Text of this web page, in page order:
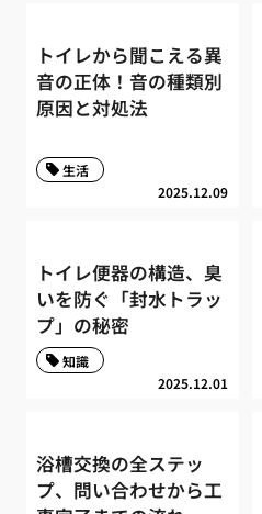
トイレから聞こえる異
音の正体！音の種類別
原因と対処法
2025.12.09
生活
トイレ便器の構造、臭
いを防ぐ「封水トラッ
プ」の秘密
2025.12.01
知識
浴槽交換の全ステッ
プ、問い合わせから工